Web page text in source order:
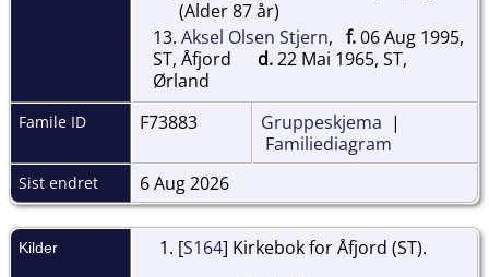
(Alder 87 år)
13. Aksel Olsen Stjern, f.06 Aug 1995,
ST, Åfjord
d.22 Mai 1965, ST,
Ørland
Famile ID F73883 Gruppeskjema |
Familiediagram
Sist endret 6 Aug 2026
Kilder [S164] Kirkebok for Åfjord (ST).